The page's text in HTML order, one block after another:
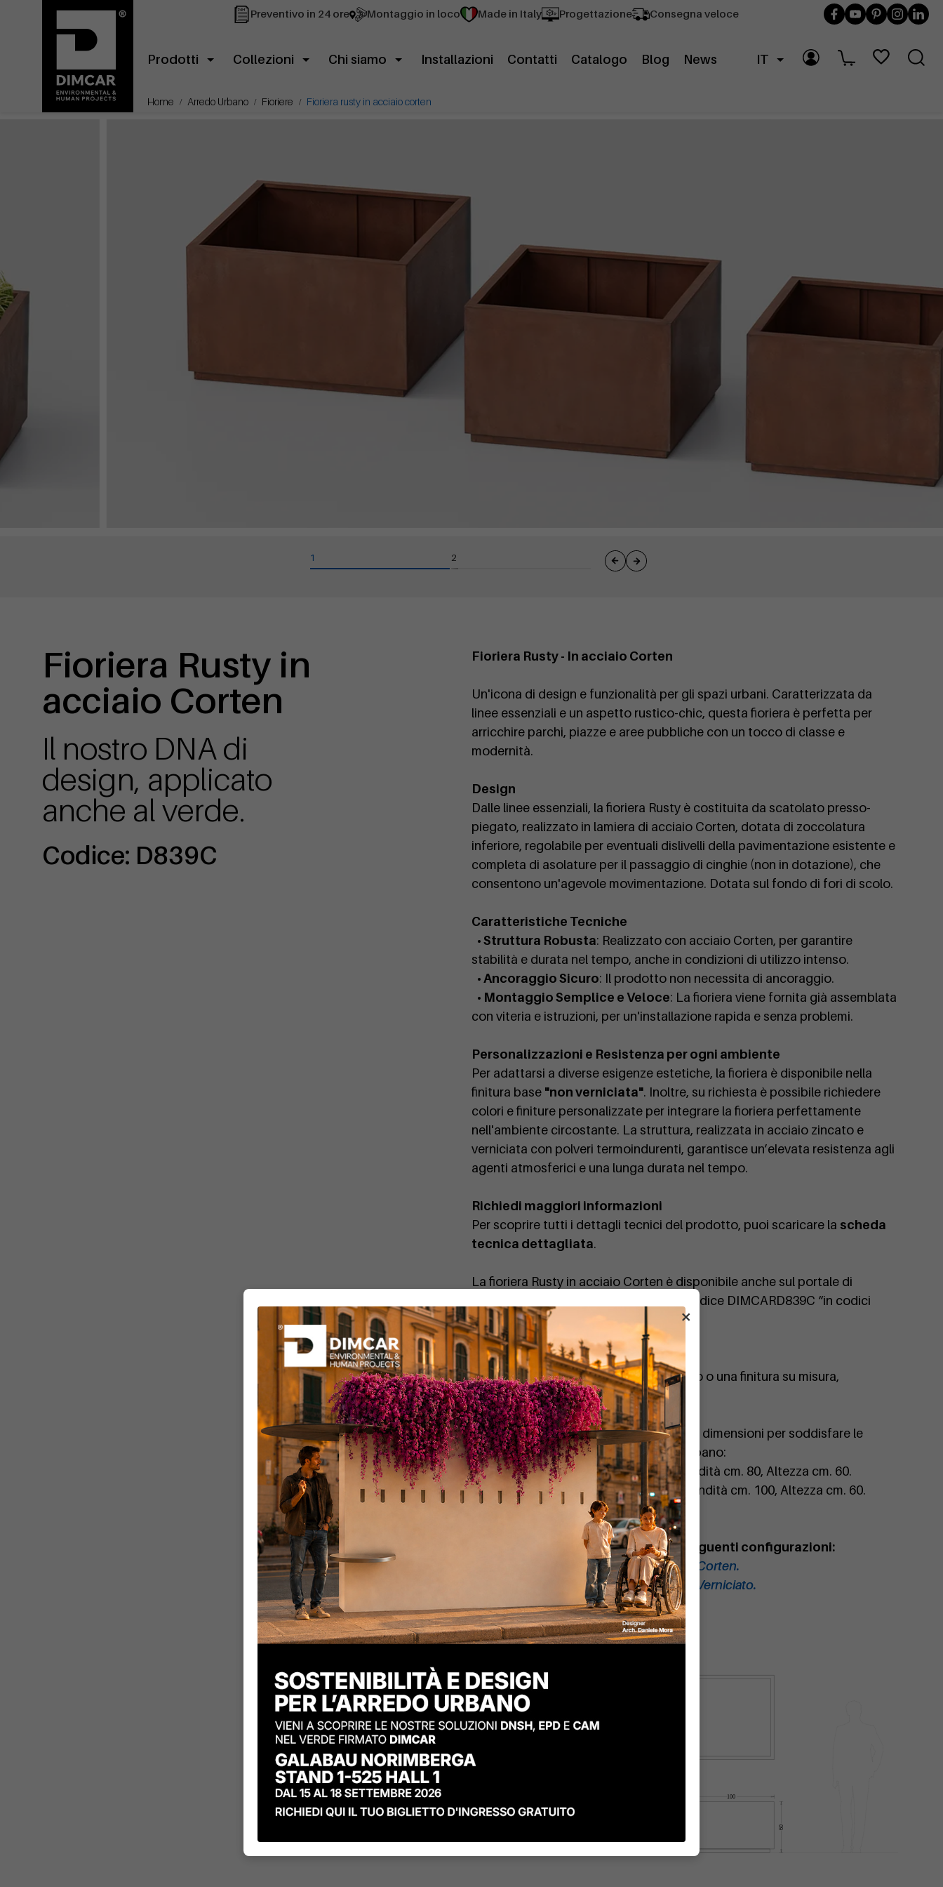
Preventivo in 24 ore Montaggio in loco Made in Italy Progettazione Consegna veloce
Prodotti Collezioni Chi siamo Installazioni Contatti Catalogo Blog News IT
Home Arredo Urbano Fioriere Fioriera rusty in acciaio corten
Fioriera Rusty in
acciaio Corten
Il nostro DNA di
design, applicato
anche al verde.
Codice: D839C
Fioriera Rusty - In acciaio Corten
Un'icona di design e funzionalità per gli spazi urbani. Caratterizzata da
linee essenziali e un aspetto rustico-chic, questa fioriera è perfetta per
arricchire parchi, piazze e aree pubbliche con un tocco di classe e
modernità.
Design
Dalle linee essenziali, la fioriera Rusty è costituita da scatolato presso-
piegato, realizzato in lamiera di acciaio Corten, dotata di zoccolatura
inferiore, regolabile per eventuali dislivelli della pavimentazione esistente e
completa di asolature per il passaggio di cinghie (non in dotazione), che
consentono un'agevole movimentazione. Dotata sul fondo di fori di scolo.
Caratteristiche Tecniche
• Struttura Robusta: Realizzato con acciaio Corten, per garantire
stabilità e durata nel tempo, anche in condizioni di utilizzo intenso.
• Ancoraggio Sicuro: Il prodotto non necessita di ancoraggio.
• Montaggio Semplice e Veloce: La fioriera viene fornita già assemblata
con viteria e istruzioni, per un'installazione rapida e senza problemi.
Personalizzazioni e Resistenza per ogni ambiente
Per adattarsi a diverse esigenze estetiche, la fioriera è disponibile nella
finitura base "non verniciata". Inoltre, su richiesta è possibile richiedere
colori e finiture personalizzate per integrare la fioriera perfettamente
nell'ambiente circostante. La struttura, realizzata in acciaio zincato e
verniciata con polveri termoindurenti, garantisce un’elevata resistenza agli
agenti atmosferici e una lunga durata nel tempo.
Richiedi maggiori informazioni
Per scoprire tutti i dettagli tecnici del prodotto, puoi scaricare la scheda
tecnica dettagliata.
La fioriera Rusty in acciaio Corten è disponibile anche sul portale di
"acquistinretepa - MEPA" cercando il codice DIMCARD839C “in codici
prodotto”
Se desideri un preventivo personalizzato o una finitura su misura,
contattaci oggi stesso!
La Fioriera Rusty è disponibile in diverse dimensioni per soddisfare le
esigenze specifiche di ogni progetto urbano:
Cod. D840C:Lunghezza cm. 80, Profondità cm. 80, Altezza cm. 60.
Cod. D841C: Lunghezza cm. 100, Profondità cm. 100, Altezza cm. 60.
Puoi trovare la fioriera Rusty nelle seguenti configurazioni:
Fioriera Rusty in acciaio Corten.
Fioriera Rusty in acciaio Verniciato.
×